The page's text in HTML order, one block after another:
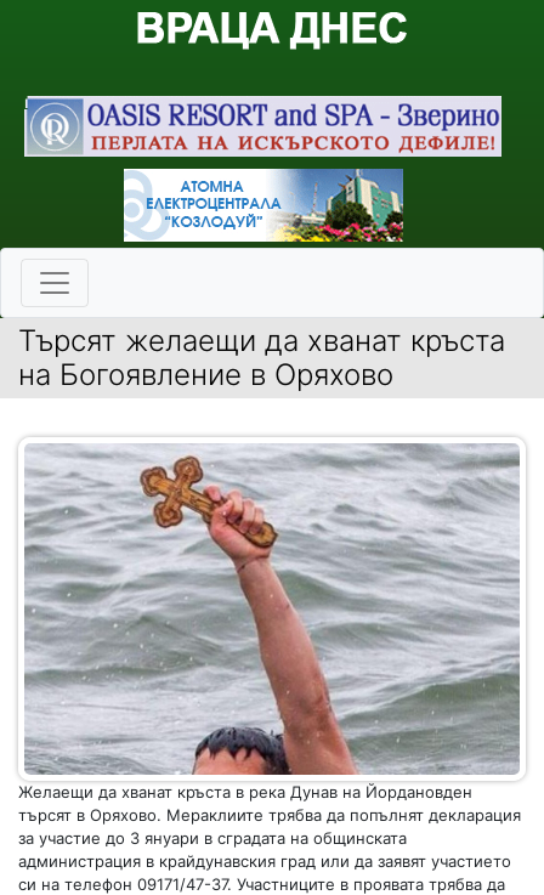
Търсят желаещи да хванат кръста
на Богоявление в Оряхово
Желаещи да хванат кръста в река Дунав на Йордановден
търсят в Оряхово. Мераклиите трябва да попълнят декларация
за участие до 3 януари в сградата на общинската
администрация в крайдунавския град или да заявят участието
си на телефон 09171/47-37. Участниците в проявата трябва да